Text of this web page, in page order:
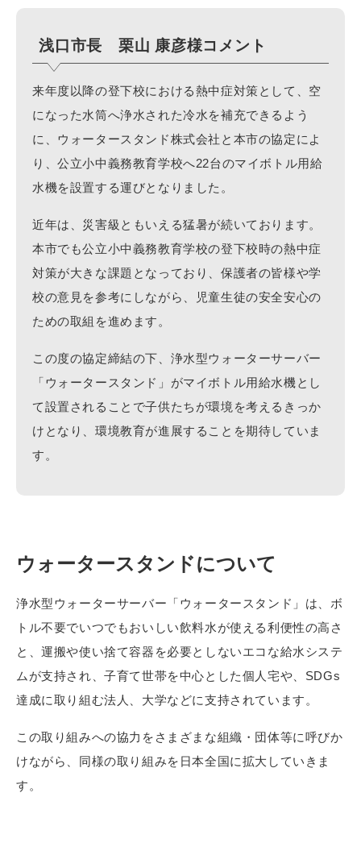
浅口市長 栗山 康彦様コメント
来年度以降の登下校における熱中症対策として、空
になった水筒へ浄水された冷水を補充できるよう
に、ウォータースタンド株式会社と本市の協定によ
り、公立小中義務教育学校へ22台のマイボトル用給
水機を設置する運びとなりました。
近年は、災害級ともいえる猛暑が続いております。
本市でも公立小中義務教育学校の登下校時の熱中症
対策が大きな課題となっており、保護者の皆様や学
校の意見を参考にしながら、児童生徒の安全安心の
ための取組を進めます。
この度の協定締結の下、浄水型ウォーターサーバー
「ウォータースタンド」がマイボトル用給水機とし
て設置されることで子供たちが環境を考えるきっか
けとなり、環境教育が進展することを期待していま
す。
ウォータースタンドについて
浄水型ウォーターサーバー「ウォータースタンド」は、ボ
トル不要でいつでもおいしい飲料水が使える利便性の高さ
と、運搬や使い捨て容器を必要としないエコな給水システ
ムが支持され、子育て世帯を中心とした個人宅や、SDGs
達成に取り組む法人、大学などに支持されています。
この取り組みへの協力をさまざまな組織・団体等に呼びか
けながら、同様の取り組みを日本全国に拡大していきま
す。